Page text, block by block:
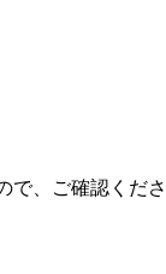
、ご確認くださ